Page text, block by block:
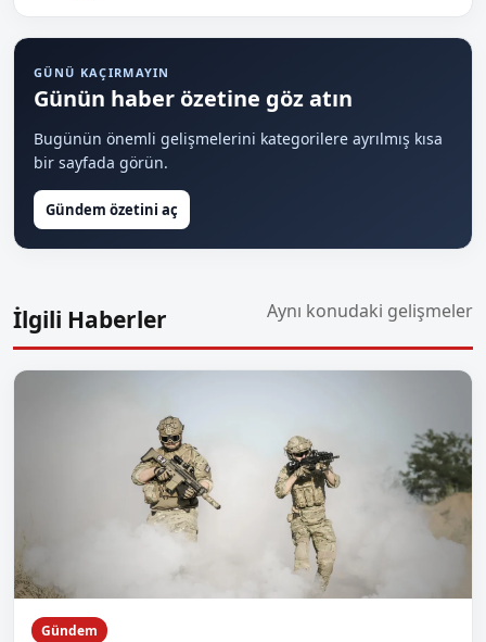
GÜNÜ KAÇIRMAYIN
Günün haber özetine göz atın
Bugünün önemli gelişmelerini kategorilere ayrılmış kısa
bir sayfada görün.
Gündem özetini aç
İlgili Haberler Aynı konudaki gelişmeler
Gündem